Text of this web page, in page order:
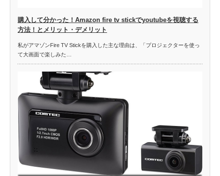
購入して分かった！Amazon fire tv stickでyoutubeを視聴する
方法！とメリット・デメリット
私がアマゾンFire TV Stickを購入した主な理由は、「プロジェクターを使っ
て大画面で楽しみた…